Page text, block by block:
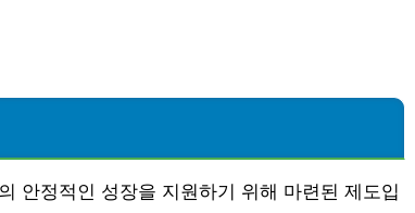
안정적인 성장을 지원하기 위해 마련된 제도입